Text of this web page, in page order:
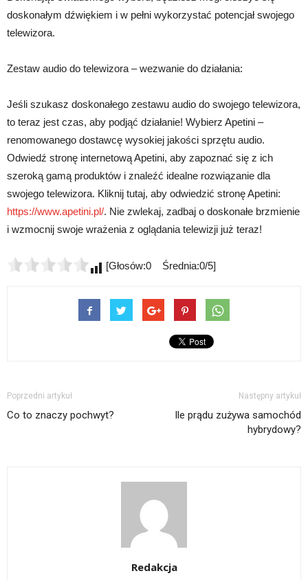
doskonałym dźwiękiem i w pełni wykorzystać potencjał swojego
telewizora.
Zestaw audio do telewizora – wezwanie do działania:
Jeśli szukasz doskonałego zestawu audio do swojego telewizora,
to teraz jest czas, aby podjąć działanie! Wybierz Apetini –
renomowanego dostawcę wysokiej jakości sprzętu audio.
Odwiedź stronę internetową Apetini, aby zapoznać się z ich
szeroką gamą produktów i znaleźć idealne rozwiązanie dla
swojego telewizora. Kliknij tutaj, aby odwiedzić stronę Apetini:
https://www.apetini.pl/. Nie zwlekaj, zadbaj o doskonałe brzmienie
i wzmocnij swoje wrażenia z oglądania telewizji już teraz!
[Głosów:0 Średnia:0/5]
Poprzedni artykuł
Co to znaczy pochwyt?
Następny artykuł
Ile prądu zużywa samochód
hybrydowy?
Redakcja